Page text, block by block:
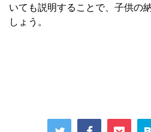
いても説明することで、子供の
しょう。